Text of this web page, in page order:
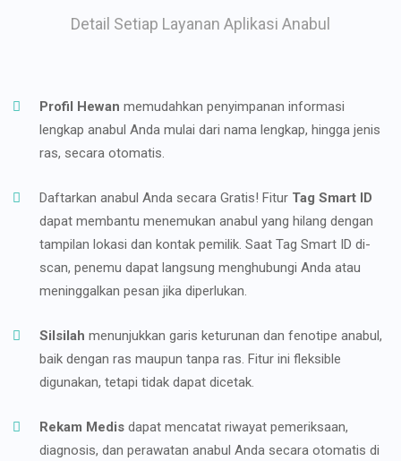
Detail Setiap Layanan Aplikasi Anabul
Profil Hewan memudahkan penyimpanan informasi
lengkap anabul Anda mulai dari nama lengkap, hingga jenis
ras, secara otomatis.
Daftarkan anabul Anda secara Gratis! Fitur Tag Smart ID
dapat membantu menemukan anabul yang hilang dengan
tampilan lokasi dan kontak pemilik. Saat Tag Smart ID di-
scan, penemu dapat langsung menghubungi Anda atau
meninggalkan pesan jika diperlukan.
Silsilah menunjukkan garis keturunan dan fenotipe anabul,
baik dengan ras maupun tanpa ras. Fitur ini fleksible
digunakan, tetapi tidak dapat dicetak.
Rekam Medis dapat mencatat riwayat pemeriksaan,
diagnosis, dan perawatan anabul Anda secara otomatis di